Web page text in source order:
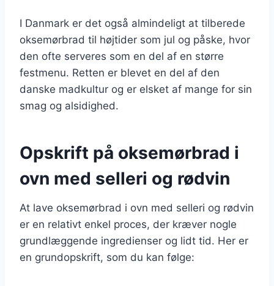
I Danmark er det også almindeligt at tilberede
oksemørbrad til højtider som jul og påske, hvor
den ofte serveres som en del af en større
festmenu. Retten er blevet en del af den
danske madkultur og er elsket af mange for sin
smag og alsidighed.
Opskrift på oksemørbrad i
ovn med selleri og rødvin
At lave oksemørbrad i ovn med selleri og rødvin
er en relativt enkel proces, der kræver nogle
grundlæggende ingredienser og lidt tid. Her er
en grundopskrift, som du kan følge: